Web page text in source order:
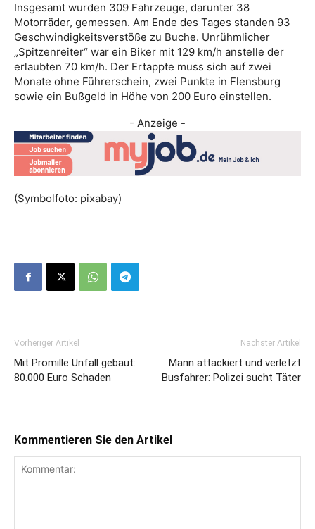
Insgesamt wurden 309 Fahrzeuge, darunter 38
Motorräder, gemessen. Am Ende des Tages standen 93
Geschwindigkeitsverstöße zu Buche. Unrühmlicher
„Spitzenreiter“ war ein Biker mit 129 km/h anstelle der
erlaubten 70 km/h. Der Ertappte muss sich auf zwei
Monate ohne Führerschein, zwei Punkte in Flensburg
sowie ein Bußgeld in Höhe von 200 Euro einstellen.
- Anzeige -
(Symbolfoto: pixabay)
Vorheriger Artikel
Mit Promille Unfall gebaut:
80.000 Euro Schaden
Nächster Artikel
Mann attackiert und verletzt
Busfahrer: Polizei sucht Täter
Kommentieren Sie den Artikel